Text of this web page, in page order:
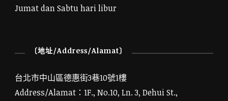
Jumat dan Sabtu hari libur
〔地址/Address/Alamat〕
台北市中山區德惠街3巷10號1樓
Address/Alamat：1F., No.10, Ln. 3, Dehui St.,